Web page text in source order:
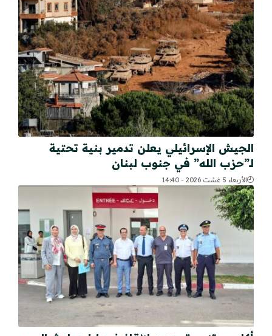
الجيش الإسرائيلي يعلن تدمير بنية تحتية
لـ”حزب الله” في جنوب لبنان
الأربعاء 5 غشت 2026 - 14:40